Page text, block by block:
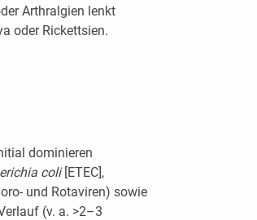
Arthralgien lenkt
oder Rickettsien.
dominieren
coli[ETEC],
und Rotaviren) sowie
(v. a. >2–3